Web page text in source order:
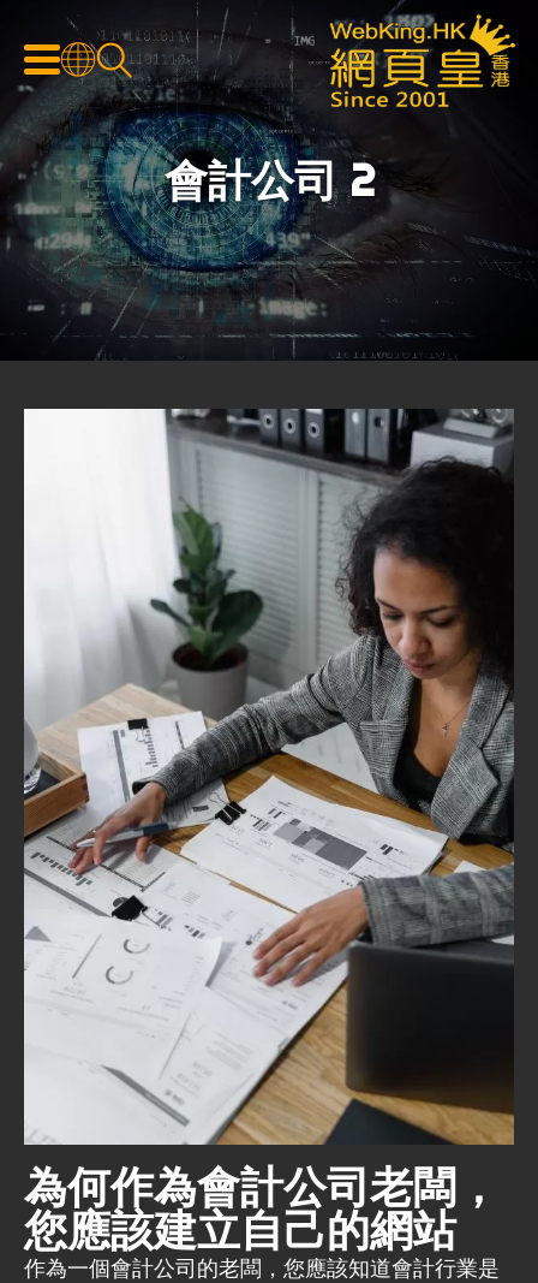
會計公司 2
為何作為會計公司老闆，
您應該建立自己的網站
作為一個會計公司的老闆，您應該知道會計行業是